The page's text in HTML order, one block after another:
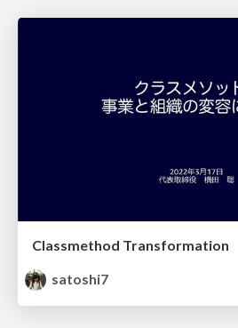
Classmethod Transformation
satoshi7